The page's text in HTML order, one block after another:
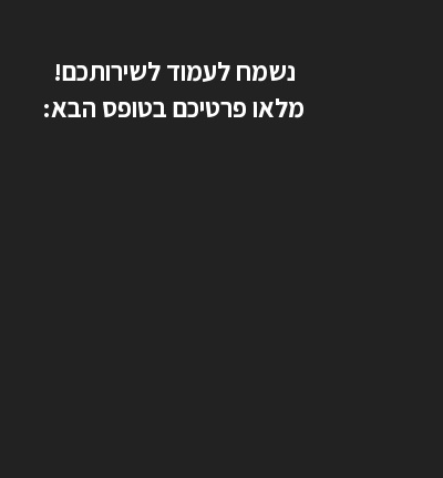
נשמח לעמוד לשירותכם!
מלאו פרטיכם בטופס הבא: